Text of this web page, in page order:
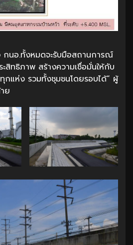
กนอ.ทั้งหมดจะรับมือสถานการณ์
สิทธิภาพ สร้างความเชื่อมั่นให้กับ
กแห่ง รวมทั้งชุมชนโดยรอบได้” ผู้
ย